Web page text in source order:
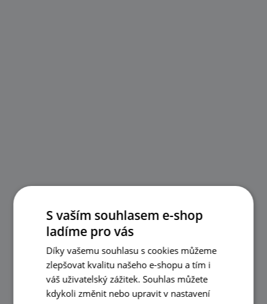
S vaším souhlasem e-shop
ladíme pro vás
Díky vašemu souhlasu s cookies můžeme
zlepšovat kvalitu našeho e-shopu a tím i
váš uživatelský zážitek. Souhlas můžete
kdykoli změnit nebo upravit v nastavení